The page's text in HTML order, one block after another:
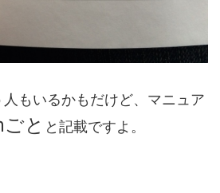
もいるかもだけど、マニュア
と と記載ですよ。